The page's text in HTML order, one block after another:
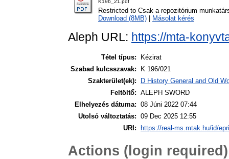
K196_21.pdf
Restricted to Csak a repozitórium
Download (8MB)
Másolat kérés
Aleph URL: https://mta-
Tétel típus:
Kézirat
Szabad kulcsszavak:
K 196/021
Szakterület(ek):
D History General and Old
Feltöltő: ALEPH SWORD
Elhelyezés dátuma: 08 Júni 2022 07:44
Utolsó változtatás: 09 Dec 2025 12:55
URI:
https://real-ms.mtak.hu/id/
Actions (login required)